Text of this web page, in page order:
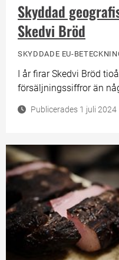
Skyddad
Skedvi Bröd
SKYDDADE EU-
I år firar Skedvi Bröd
försäljningssiffror än
skyddade geografiska
försäljningsrekord.
Publicerades 1 juli 2024